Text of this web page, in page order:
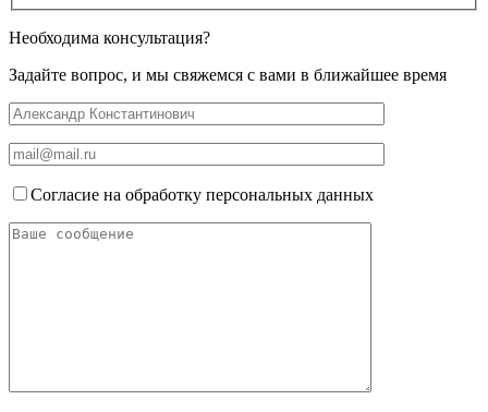
Необходима консультация?
Задайте вопрос, и мы свяжемся с вами в ближайшее время
Согласие на обработку персональных данных